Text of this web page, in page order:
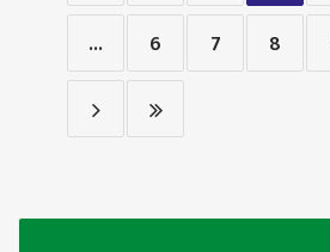
... 6 7 8